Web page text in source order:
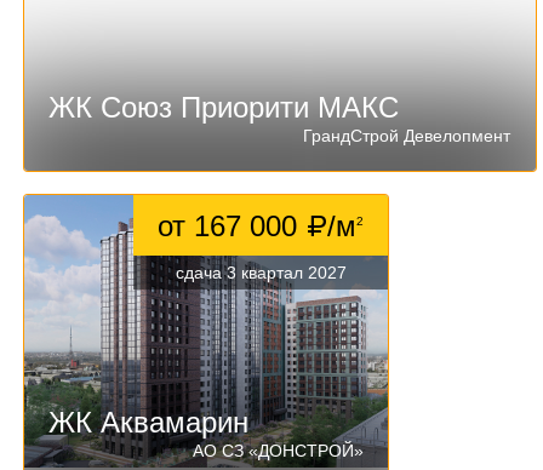
ЖК Союз Приорити МАКС
ГрандСтрой Девелопмент
от 167 000 /м2
сдача 3 квартал 2027
ЖК Аквамарин
АО СЗ «ДОНСТРОЙ»